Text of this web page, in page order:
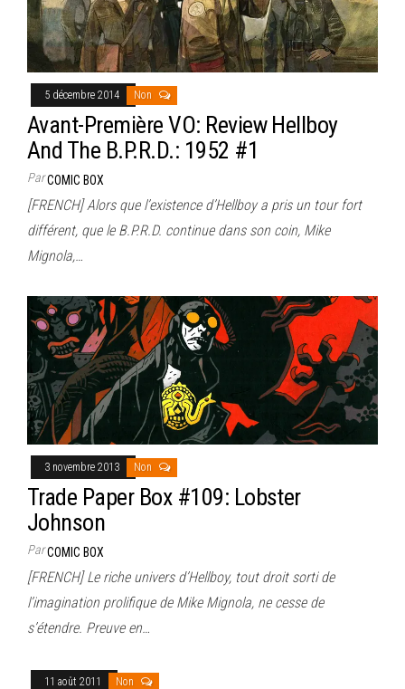
5 décembre 2014 Non
Avant-Première VO: Review Hellboy
And The B.P.R.D.: 1952 #1
ParCOMIC BOX
[FRENCH] Alors que l’existence d’Hellboy a pris un tour fort
différent, que le B.P.R.D. continue dans son coin, Mike
Mignola,…
3 novembre 2013 Non
Trade Paper Box #109: Lobster
Johnson
ParCOMIC BOX
[FRENCH] Le riche univers d’Hellboy, tout droit sorti de
l’imagination prolifique de Mike Mignola, ne cesse de
s’étendre. Preuve en…
11 août 2011 Non